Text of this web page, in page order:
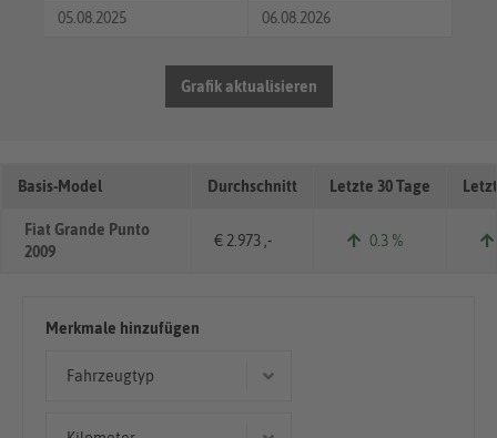
Grafik aktualisieren
Basis-Model Durchschnitt Letzte 30 Tage
Fiat Grande Punto
2009
€ 2.973 ,- 0.3 %
Merkmale hinzufügen
Fahrzeugtyp